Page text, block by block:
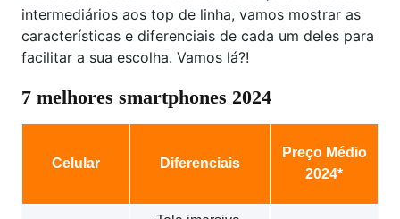
intermediários aos top de linha, vamos mostrar as
características e diferenciais de cada um deles para
facilitar a sua escolha. Vamos lá?!
7 melhores smartphones 2024
Celular Diferenciais
Preço Médio
2024*